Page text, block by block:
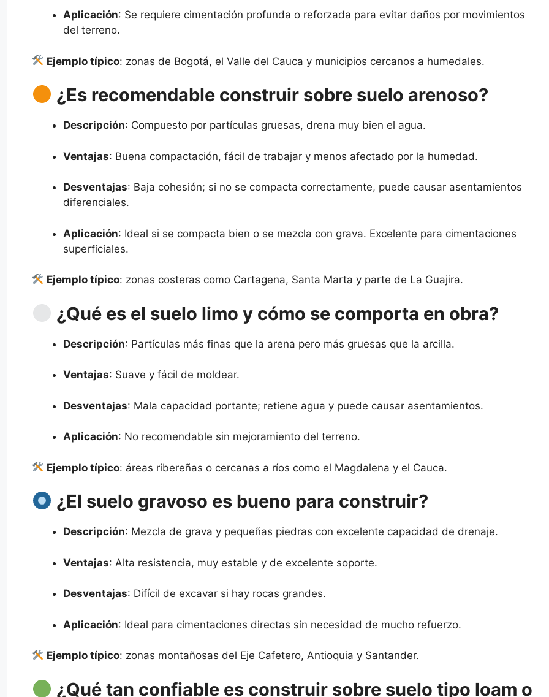
Aplicación: Se requiere cimentación profunda o reforzada para evitar daños por movimientos
del terreno.
Ejemplo típico: zonas de Bogotá, el Valle del Cauca y municipios cercanos a humedales.
¿Es recomendable construir sobre suelo arenoso?
Descripción: Compuesto por partículas gruesas, drena muy bien el agua.
Ventajas: Buena compactación, fácil de trabajar y menos afectado por la humedad.
Desventajas: Baja cohesión; si no se compacta correctamente, puede causar asentamientos
diferenciales.
Aplicación: Ideal si se compacta bien o se mezcla con grava. Excelente para cimentaciones
superficiales.
Ejemplo típico: zonas costeras como Cartagena, Santa Marta y parte de La Guajira.
¿Qué es el suelo limo y cómo se comporta en obra?
Descripción: Partículas más finas que la arena pero más gruesas que la arcilla.
Ventajas: Suave y fácil de moldear.
Desventajas: Mala capacidad portante; retiene agua y puede causar asentamientos.
Aplicación: No recomendable sin mejoramiento del terreno.
Ejemplo típico: áreas ribereñas o cercanas a ríos como el Magdalena y el Cauca.
¿El suelo gravoso es bueno para construir?
Descripción: Mezcla de grava y pequeñas piedras con excelente capacidad de drenaje.
Ventajas: Alta resistencia, muy estable y de excelente soporte.
Desventajas: Difícil de excavar si hay rocas grandes.
Aplicación: Ideal para cimentaciones directas sin necesidad de mucho refuerzo.
Ejemplo típico: zonas montañosas del Eje Cafetero, Antioquia y Santander.
¿Qué tan confiable es construir sobre suelo tipo loam o